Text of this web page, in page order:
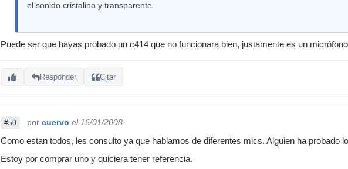
el sonido cristalino y transparente
Puede ser que hayas probado un c414 que no funcionara bien, justamente es un
Responder Citar
#50 por cuervo el 16/01/2008
Como estan todos, les consulto ya que hablamos de diferentes mics. Alguien ha probado
Estoy por comprar uno y quiciera tener referencia.